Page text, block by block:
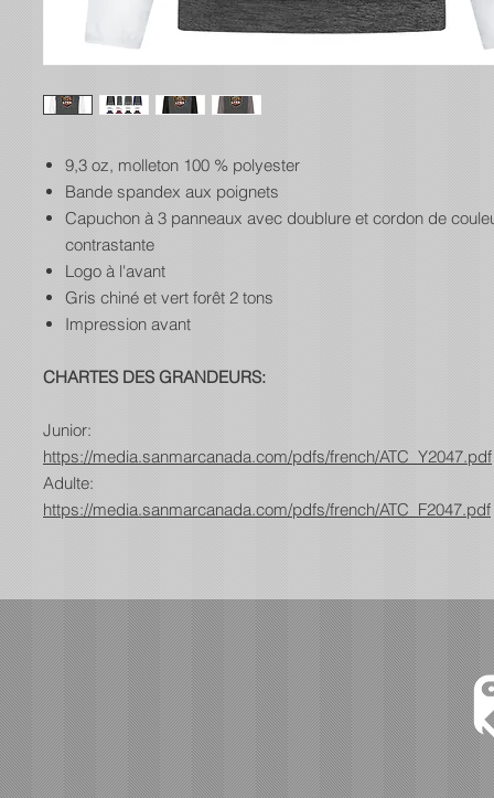
9,3 oz, molleton 100 % polyester
Bande spandex aux poignets
Capuchon à 3 panneaux avec doublure et cordon de
contrastante
Logo à l'avant
Gris chiné et vert forêt 2 tons
Impression avant
CHARTES DES GRANDEURS:
Junior:
https://media.sanmarcanada.com/pdfs/french/ATC_Y2047.pdf
Adulte:
https://media.sanmarcanada.com/pdfs/french/ATC_F2047.pdf